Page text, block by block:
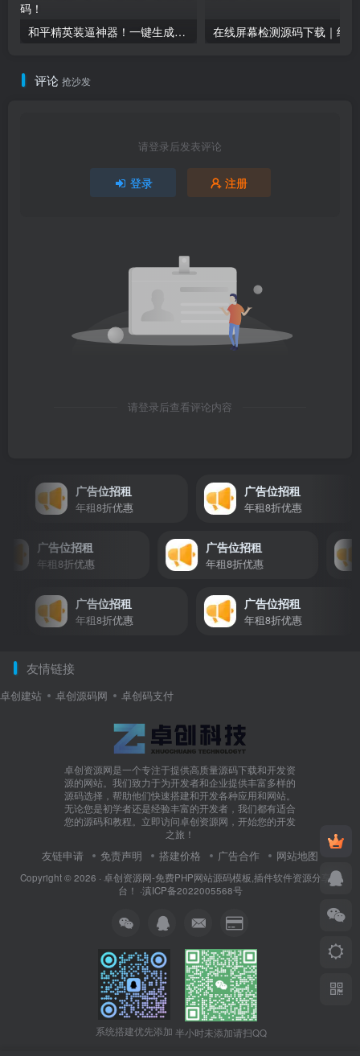
和平精英装逼神器！一键生成彩色字体代码单页源码下载｜手机电脑即用-卓创源码网
评论 抢沙发
请登录后发表评论
登录 注册
请登录后查看评论内容
广告位招租
年租8折优惠
广告位招租
年租8折优惠
广告位招租
年租8折优惠
广告位招租
年租8折优惠
广告位招租
年租8折优惠
广告位招租
年租8折优惠
友情链接
卓创建站 卓创源码网 卓创码支付
卓创资源网是一个专注于提供高质量源码下载和开发资
源的网站。我们致力于为开发者和企业提供丰富多样的
源码选择，帮助他们快速搭建和开发各种应用和网站。
无论您是初学者还是经验丰富的开发者，我们都有适合
您的源码和教程。立即访问卓创资源网，开始您的开发
之旅！
友链申请 免责声明 搭建价格 广告合作 网站地图
Copyright © 2026 · 卓创资源网-免费PHP网站源码模板,插件软件资源分享平
台！ ·滇ICP备2022005568号
系统搭建优先添加 半小时未添加请扫QQ